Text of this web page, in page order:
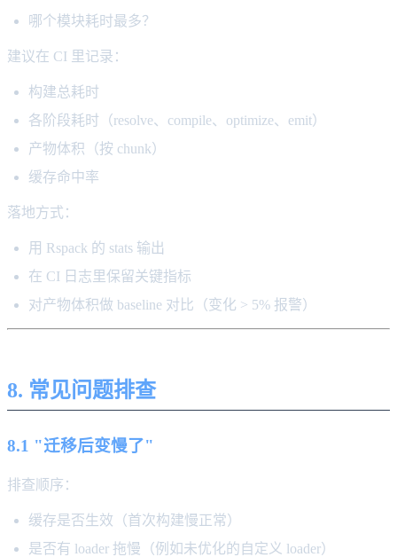
哪个模块耗时最多？
建议在 CI 里记录：
构建总耗时
各阶段耗时（resolve、compile、optimize、emit）
产物体积（按 chunk）
缓存命中率
落地方式：
用 Rspack 的 stats 输出
在 CI 日志里保留关键指标
对产物体积做 baseline 对比（变化 > 5% 报警）
8. 常见问题排查
8.1 "迁移后变慢了"
排查顺序：
缓存是否生效（首次构建慢正常）
是否有 loader 拖慢（例如未优化的自定义 loader）